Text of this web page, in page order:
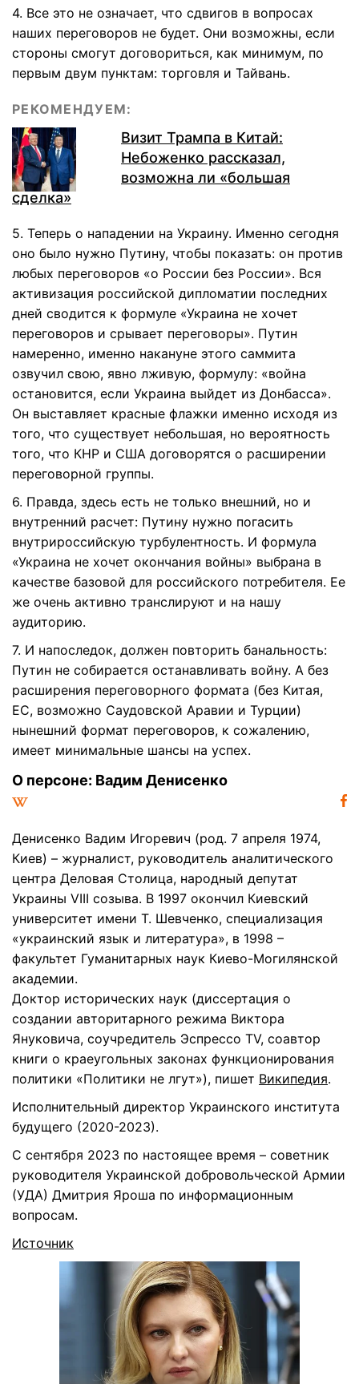
4. Все это не означает, что сдвигов в вопросах
наших переговоров не будет. Они возможны, если
стороны смогут договориться, как минимум, по
первым двум пунктам: торговля и Тайвань.
РЕКОМЕНДУЕМ:
Визит Трампа в Китай:
Небоженко рассказал,
возможна ли «большая
сделка»
5. Теперь о нападении на Украину. Именно сегодня
оно было нужно Путину, чтобы показать: он против
любых переговоров «о России без России». Вся
активизация российской дипломатии последних
дней сводится к формуле «Украина не хочет
переговоров и срывает переговоры». Путин
намеренно, именно накануне этого саммита
озвучил свою, явно лживую, формулу: «война
остановится, если Украина выйдет из Донбасса».
Он выставляет красные флажки именно исходя из
того, что существует небольшая, но вероятность
того, что КНР и США договорятся о расширении
переговорной группы.
6. Правда, здесь есть не только внешний, но и
внутренний расчет: Путину нужно погасить
внутрироссийскую турбулентность. И формула
«Украина не хочет окончания войны» выбрана в
качестве базовой для российского потребителя. Ее
же очень активно транслируют и на нашу
аудиторию.
7. И напоследок, должен повторить банальность:
Путин не собирается останавливать войну. А без
расширения переговорного формата (без Китая,
ЕС, возможно Саудовской Аравии и Турции)
нынешний формат переговоров, к сожалению,
имеет минимальные шансы на успех.
О персоне: Вадим Денисенко
Денисенко Вадим Игоревич (род. 7 апреля 1974,
Киев) – журналист, руководитель аналитического
центра Деловая Столица, народный депутат
Украины VIII созыва. В 1997 окончил Киевский
университет имени Т. Шевченко, специализация
«украинский язык и литература», в 1998 –
факультет Гуманитарных наук Киево-Могилянской
академии.
Доктор исторических наук (диссертация о
создании авторитарного режима Виктора
Януковича, соучредитель Эспрессо TV, соавтор
книги о краеугольных законах функционирования
политики «Политики не лгут»), пишет Википедия.
Исполнительный директор Украинского института
будущего (2020-2023).
С сентября 2023 по настоящее время – советник
руководителя Украинской добровольческой Армии
(УДА) Дмитрия Яроша по информационным
вопросам.
Источник